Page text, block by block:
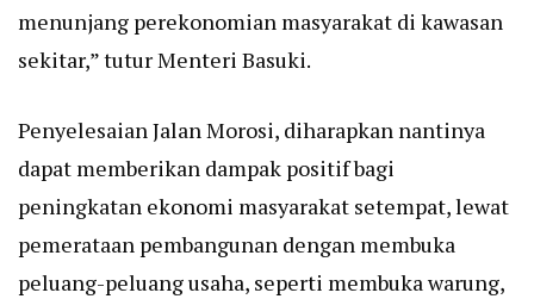
menunjang perekonomian masyarakat di kawasan
sekitar,” tutur Menteri Basuki.
Penyelesaian Jalan Morosi, diharapkan nantinya
dapat memberikan dampak positif bagi
peningkatan ekonomi masyarakat setempat, lewat
pemerataan pembangunan dengan membuka
peluang-peluang usaha, seperti membuka warung,